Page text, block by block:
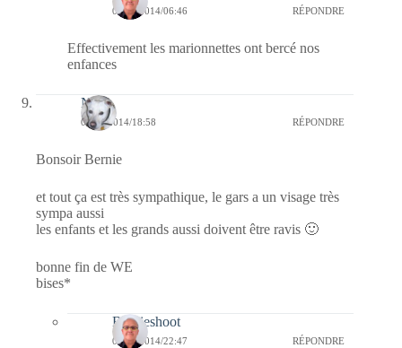
08/09/2014/06:46 RÉPONDRE
Effectivement les marionnettes ont bercé nos
enfances
Nays
07/09/2014/18:58 RÉPONDRE
Bonsoir Bernie
et tout ça est très sympathique, le gars a un visage très
sympa aussi
les enfants et les grands aussi doivent être ravis 🙂
bonne fin de WE
bises*
Bernieshoot
07/09/2014/22:47 RÉPONDRE